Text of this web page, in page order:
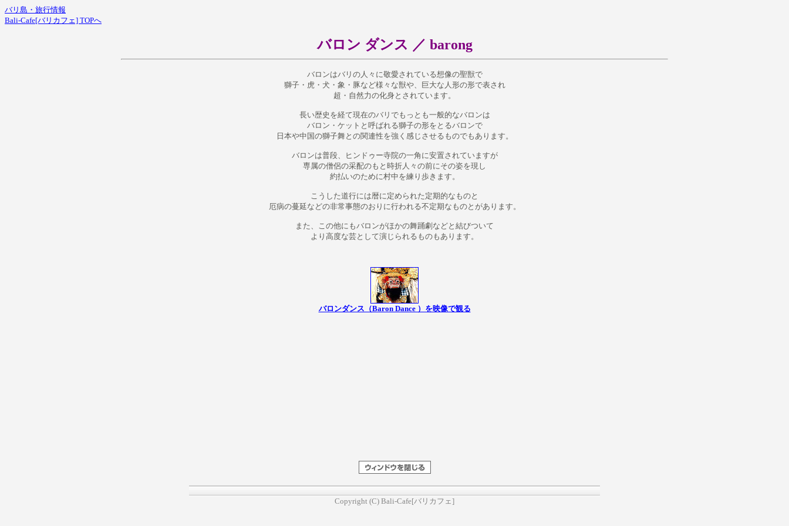
バリ島・旅行情報
Bali-Cafe[バリカフェ] TOPへ
バロン ダンス ／ barong
バロンはバリの人々に敬愛されている想像の聖獣で
獅子・虎・犬・象・豚など様々な獣や、巨大な人形の形で表され
超・自然力の化身とされています。
長い歴史を経て現在のバリでもっとも一般的なバロンは
バロン・ケットと呼ばれる獅子の形をとるバロンで
日本や中国の獅子舞との関連性を強く感じさせるものでもあります。
バロンは普段、ヒンドゥー寺院の一角に安置されていますが
専属の僧侶の采配のもと時折人々の前にその姿を現し
約払いのために村中を練り歩きます。
こうした道行には暦に定められた定期的なものと
厄病の蔓延などの非常事態のおりに行われる不定期なものとがあります。
また、この他にもバロンがほかの舞踊劇などと結びついて
より高度な芸として演じられるものもあります。
バロンダンス（Baron Dance ）を映像で観る
Copyright (C) Bali-Cafe[バリカフェ]